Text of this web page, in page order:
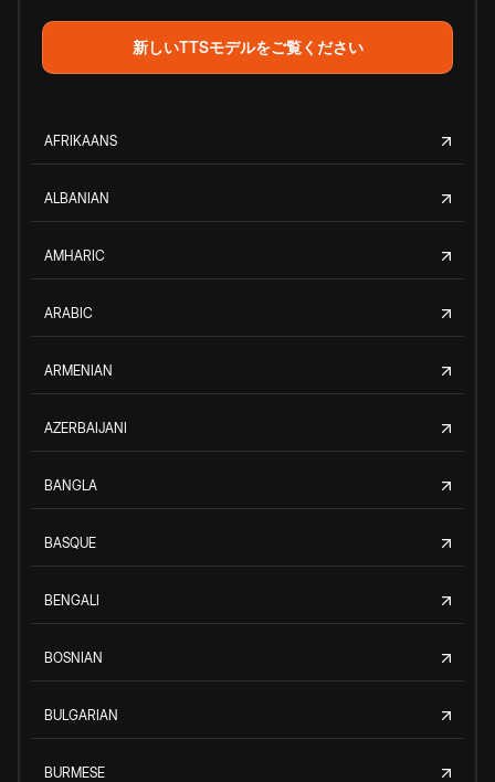
新しいTTSモデルをご覧ください
AFRIKAANS
ALBANIAN
AMHARIC
ARABIC
ARMENIAN
AZERBAIJANI
BANGLA
BASQUE
BENGALI
BOSNIAN
BULGARIAN
BURMESE